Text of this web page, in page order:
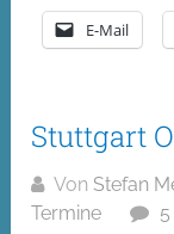
E-Mail
Stuttgart
Von Stefan
Termine